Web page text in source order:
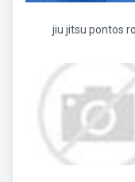
jiu jitsu pontos